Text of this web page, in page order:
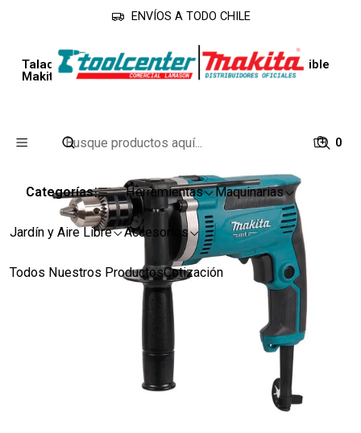
0
Categorías Herramientas Maquinarias
Jardín y Aire Libre Accesorios
Todos Nuestros ProductosCotización
ENVÍOS A TODO CHILE
Inicio Línea Industrial
Taladros
Taladro Percutor M8100KB 13 Mm. 710 W.Reversible
Makita MT